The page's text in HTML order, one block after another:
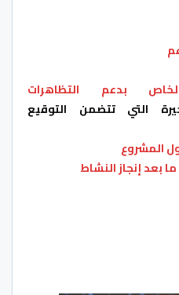
بدعم التظاهرات
التي تتضمن التوقيع
المشروع
بعد إنجاز النشاط